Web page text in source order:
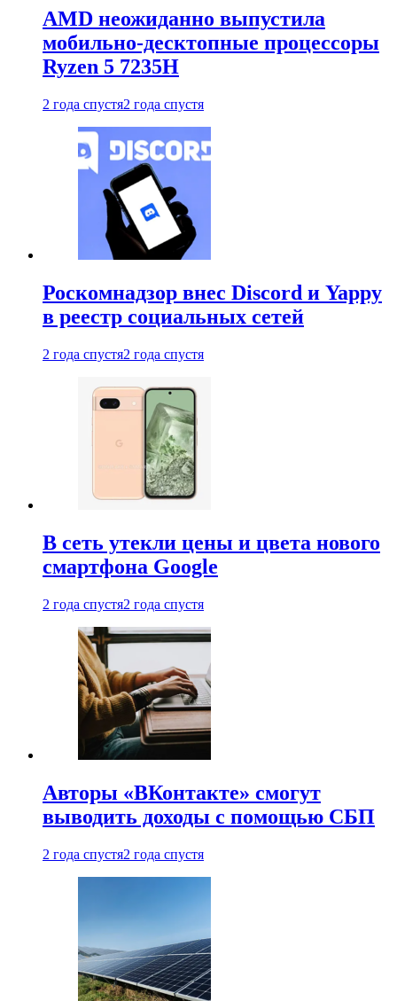
AMD неожиданно выпустила
мобильно-десктопные процессоры
Ryzen 5 7235H
2 года спустя2 года спустя
Роскомнадзор внес Discord и Yappy
в реестр социальных сетей
2 года спустя2 года спустя
В сеть утекли цены и цвета нового
смартфона Google
2 года спустя2 года спустя
Авторы «ВКонтакте» смогут
выводить доходы с помощью СБП
2 года спустя2 года спустя